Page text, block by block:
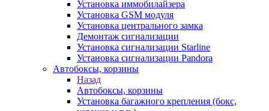
Установка иммобилайзера
Установка GSM модуля
Установка центрального замка
Демонтаж сигнализации
Установка сигнализации Starline
Установка сигнализации Pandora
Автобоксы, корзины
Назад
Автобоксы, корзины
Установка багажного крепления (бокс,